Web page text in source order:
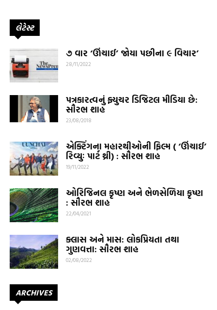
લેટેસ્ટ
૭ વાર ‘ઊંચાઈ’ જોયા પછીના ૯ વિચાર’
28/11/2022
પત્રકારત્વનું ફ્યુચર ડિજિટલ મીડિયા છે:
સૌરભ શાહ
23/08/2018
એક્ટિંગના મહારથીઓની ફિલ્મ ( ‘ઊંચાઈ’
રિવ્યુઃ પાર્ટ થ્રી) : સૌરભ શાહ
19/11/2022
ઓરિજિનલ કૃષ્ણ અને ભેળસેળિયા કૃષ્ણ
: સૌરભ શાહ
22/04/2021
ક્લાસ અને માસ: લોકપ્રિયતા તથા
ગુણવત્તા: સૌરભ શાહ
02/08/2022
ARCHIVES